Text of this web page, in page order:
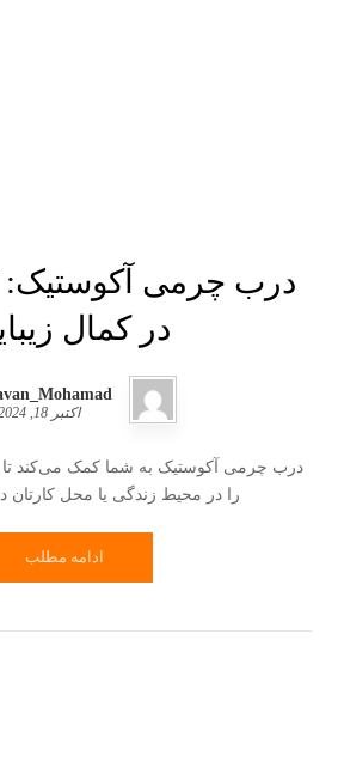
درب چرمی
در کمال
اکتبر 18, 2024
درب چرمی آکوستیک به شما کمک می‌کند تا
را در محیط زندگی یا محل کارتان
ادامه مطلب